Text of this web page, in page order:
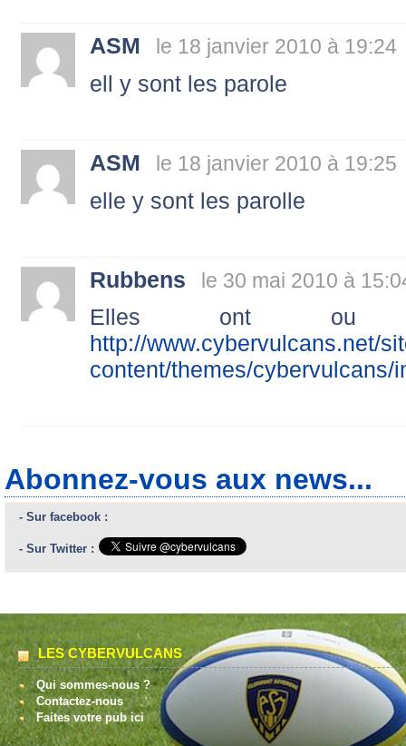
ASM le 18 janvier 2010 à 19:24
ell y sont les parole
ASM le 18 janvier 2010 à 19:25
elle y sont les parolle
Rubbens le 30 mai 2010 à
Elles ont ou
http://www.cybervulcans.net/
content/themes/cybervulcans/
Abonnez-vous aux news...
- Sur facebook :
- Sur Twitter :
LES CYBERVULCANS
Qui sommes-nous ?
Contactez-nous
Faites votre pub ici